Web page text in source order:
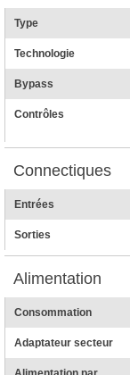
Type
Technologie
Bypass
Contrôles
Connectiques
Entrées
Sorties
Alimentation
Consommation
Adaptateur secteur